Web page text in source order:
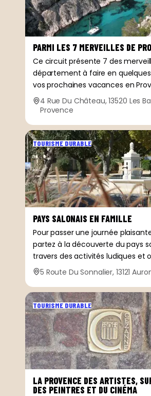
PARMI LES 7 MERVEILLES DE
Ce circuit présente 7 des
département à faire en quelques
vos prochaines vacances en
4 Rue Du Château, 13520 Les
Provence
PAYS SALONAIS EN FAMILLE
TOURISME DURABLE
Pour passer une journée
partez à la découverte du pays
travers des activités ludiques et
5 Route Du Sonnalier, 13121
LA PROVENCE DES ARTISTES,
DES PEINTRES ET DU CINÉMA
TOURISME DURABLE